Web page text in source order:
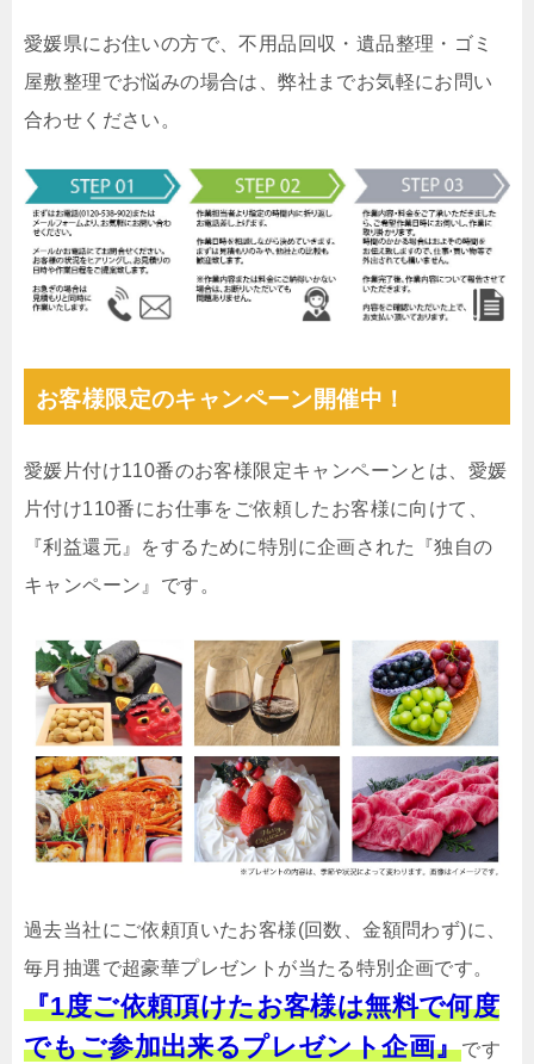
愛媛県にお住いの方で、不用品回収・遺品整理・ゴミ
屋敷整理でお悩みの場合は、弊社までお気軽にお問い
合わせください。
お客様限定のキャンペーン開催中！
愛媛片付け110番のお客様限定キャンペーンとは、愛媛
片付け110番にお仕事をご依頼したお客様に向けて、
『利益還元』をするために特別に企画された『独自の
キャンペーン』です。
過去当社にご依頼頂いたお客様(回数、金額問わず)に、
毎月抽選で超豪華プレゼントが当たる特別企画です。
『1度ご依頼頂けたお客様は無料で何度
でもご参加出来るプレゼント企画』です